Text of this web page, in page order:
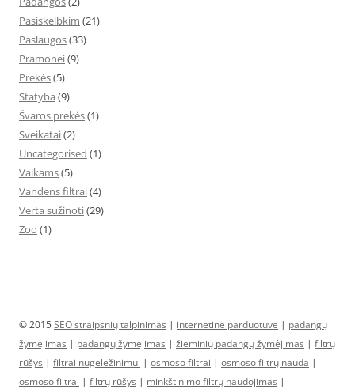
Pasiskelbkim (21)
Paslaugos(33)
Pramonei(9)
Prekės(5)
Statyba (9)
Švaros prekės(1)
Sveikatai(2)
Uncategorised (1)
Vaikams(5)
Vandens filtrai(4)
Verta sužinoti(29)
Zoo (1)
© 2015SEO straipsnių talpinimas | internetine parduotuve | padangų
žymėjimas | padangų žymėjimas | žieminių padangų žymėjimas | filtrų
rūšys | filtrai nugeležinimui | osmoso filtrai | osmoso filtrų nauda |
osmoso filtrai | filtrų rūšys | minkštinimo filtrų naudojimas |